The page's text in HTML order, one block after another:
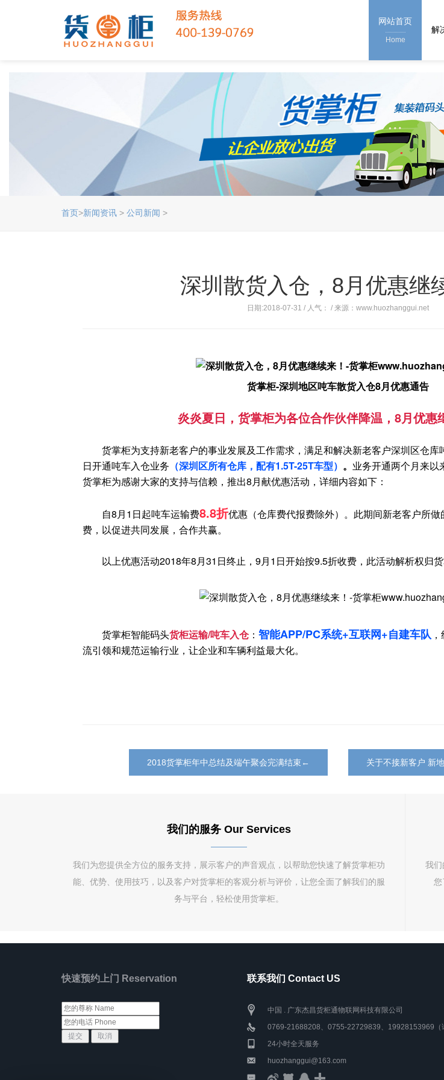
网站首页
Home
解
首页>新闻资讯 > 公司新闻 >
深圳散货入仓，8月优惠继
日期:2018-07-31 / 人气： / 来源：www.huozhanggui.net
货掌柜-深圳地区吨车散货入仓8月优惠通告
炎炎夏日，货掌柜为各位合作伙伴降温，8月优惠
货掌柜为支持新老客户的事业发展及工作需求，满足和解决新老客户深圳区仓库
日开通吨车入仓业务 （深圳区所有仓库，配有1.5T-25T车型） 。 业务开通两个月来以
货掌柜为感谢大家的支持与信赖，推出8月献优惠活动，详细内容如下：
自8月1日起吨车运输费8.8折优惠（仓库费代报费除外）。此期间新老客户所
费，以促进共同发展， 合作共赢。
以上优惠活动2018年8月31日终止，9月1日开始按9.5折收费，此活动解析权归货
货掌柜智能码头货柜运输/吨车入仓 ： 智能APP/PC系统+互联网+自建车队
流引领和规范运输行业，让企业和车辆利益最大化。
2018货掌柜年中总结及端午聚会完满结束← 关于不接新客户 新
我们的服务 Our Services
我们为您提供全方位的服务支持，展示客户的声音观点，以帮助您快速了解货掌柜功
能、优势、使用技巧，以及客户对货掌柜的客观分析与评价，让您全面了解我们的服
务与平台，轻松使用货掌柜。
我们
您
快速预约上门 Reservation 联系我们 Contact US
中国 . 广东杰昌货柜通物联网科技有限公司
0769-21688208、0755-22729839、19928153969（
24小时全天服务
huozhanggui@163.com